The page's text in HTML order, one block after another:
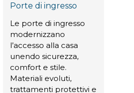
Porte di ingresso
Le porte di ingresso
modernizzano
l’accesso alla casa
unendo sicurezza,
comfort e stile.
Materiali evoluti,
trattamenti protettivi e